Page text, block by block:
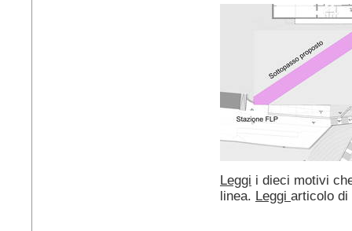
Leggi i dieci motivi
linea. Leggi articolo di